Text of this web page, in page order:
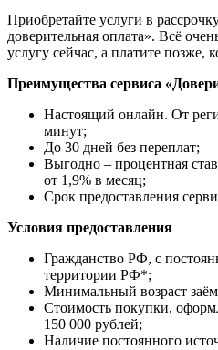
Приобретайте услуги в
доверительная оплата». Всё
услугу сейчас, а платите позже,
Преимущества сервиса
Настоящий онлайн. От
минут;
До 30 дней без переплат;
Выгодно – процентная
от 1,9% в месяц;
Срок предоставления
Условия предоставления
Гражданство РФ, с
территории РФ*;
Минимальный возраст
Стоимость покупки,
150 000 рублей;
Наличие постоянного